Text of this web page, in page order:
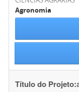
Agronomia
Título do Projeto: